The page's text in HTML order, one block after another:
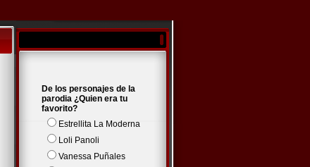
De los personajes de la
parodia ¿Quien era tu
favorito?
Estrellita La Moderna
Loli Panoli
Vanessa Puñales